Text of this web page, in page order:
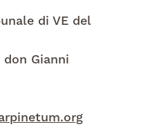
di VE del
Gianni